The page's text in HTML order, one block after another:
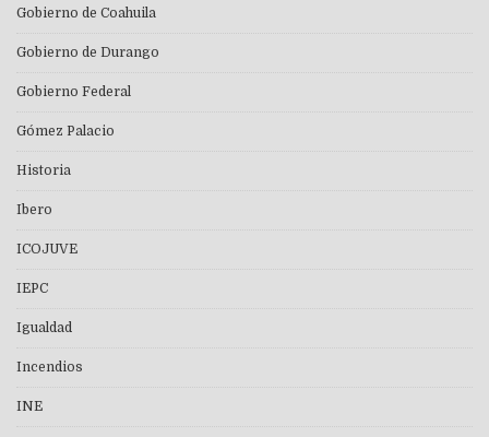
Gobierno de Coahuila
Gobierno de Durango
Gobierno Federal
Gómez Palacio
Historia
Ibero
ICOJUVE
IEPC
Igualdad
Incendios
INE